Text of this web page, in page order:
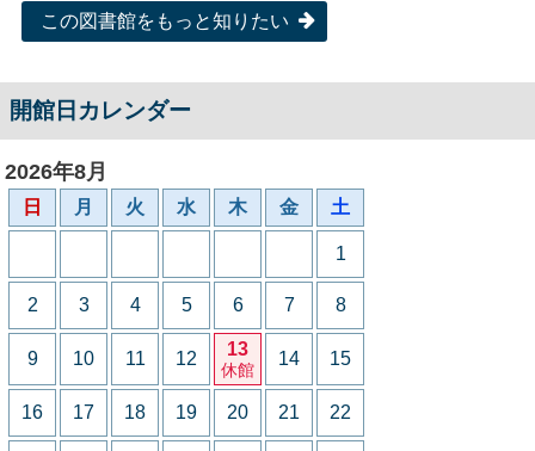
この図書館をもっと知りたい
開館日カレンダー
2026年8月
日 月 火 水 木 金 土
1
2 3 4 5 6 7 8
9 10 11 12 13
休館
14 15
16 17 18 19 20 21 22